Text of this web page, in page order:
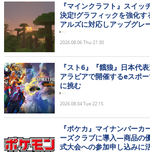
『マインクラフト』スイ
決定!グラフィックを強化す
アルズに対応しアップグレ
2026.08.06 Thu 21:30
『スト6』『餓狼』日本代
アラビアで開催するeスポ
に挑む
2026.08.04 Tue 22:15
『ポケカ』マイナンバー
ーズクラブに導入―商品の
式大会への参加申し込みに